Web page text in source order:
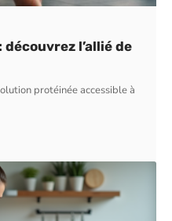
l’allié de
protéinée accessible à